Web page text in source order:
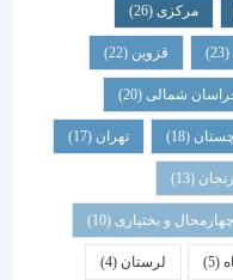
(26)
قزوین
(20)
تهران
و بختیاری (10)
لرستان (4)